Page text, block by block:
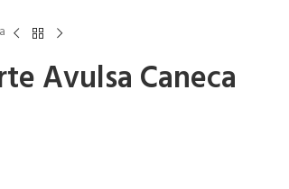
Avulsa Caneca